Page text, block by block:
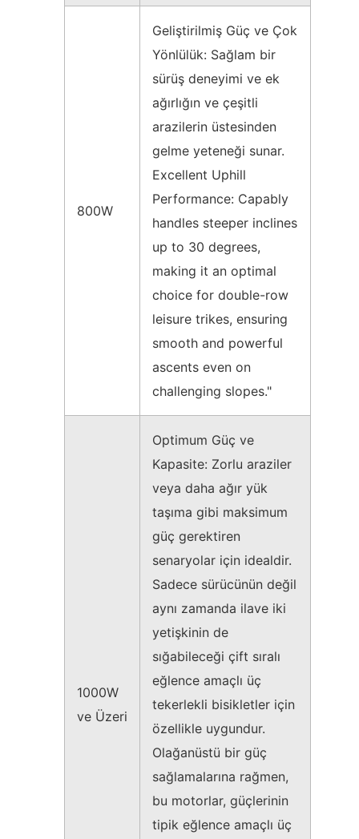
800W
Geliştirilmiş Güç ve Çok
Yönlülük: Sağlam bir
sürüş deneyimi ve ek
ağırlığın ve çeşitli
arazilerin üstesinden
gelme yeteneği sunar.
Excellent Uphill
Performance: Capably
handles steeper inclines
up to 30 degrees,
making it an optimal
choice for double-row
leisure trikes, ensuring
smooth and powerful
ascents even on
challenging slopes."
1000W
ve Üzeri
Optimum Güç ve
Kapasite: Zorlu araziler
veya daha ağır yük
taşıma gibi maksimum
güç gerektiren
senaryolar için idealdir.
Sadece sürücünün değil
aynı zamanda ilave iki
yetişkinin de
sığabileceği çift sıralı
eğlence amaçlı üç
tekerlekli bisikletler için
özellikle uygundur.
Olağanüstü bir güç
sağlamalarına rağmen,
bu motorlar, güçlerinin
tipik eğlence amaçlı üç